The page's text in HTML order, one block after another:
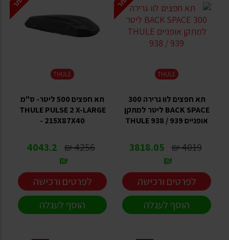
THULE
תא חפצים לוו גרירה 300
BACK SPACE ליטר למתקן
אופניים THULE 938 / 939
4019 ₪
3818.05
₪
לפרטים ורכישה
הוסף לעגלה
THULE
תא חפצים 500 ליטר- ס"מ
THULE PULSE 2 X-LARGE
- 215X87X40
4256 ₪
4043.2
₪
לפרטים ורכישה
הוסף לעגלה